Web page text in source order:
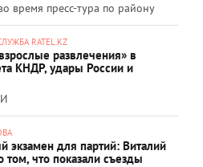
время пресс-тура по району
RATEL.KZ
развлечения» в
КНДР, удары России и
экзамен для партий: Виталий
том, что показали съезды